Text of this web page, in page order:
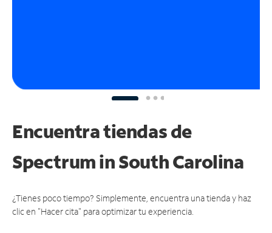
Encuentra tiendas de
Spectrumin South Carolina
¿Tienes poco tiempo? Simplemente, encuentra una tienda y haz
clic en "Hacer cita" para optimizar tu experiencia.